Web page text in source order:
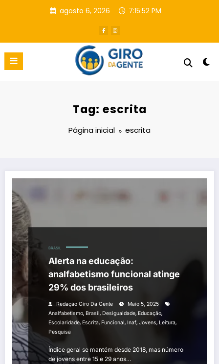
agosto 6, 2026 7:15:53 PM
Tag: escrita
Página inicial escrita
BRASIL
Alerta na educação:
analfabetismo funcional atinge
29% dos brasileiros
Redação Giro Da Gente
Maio 5, 2025
Analfabetismo, Brasil, Desigualdade, Educação,
Escolaridade, Escrita, Funcional, Inaf, Jovens, Leitura,
Pesquisa
Índice geral se mantém desde 2018, mas número
de jovens entre 15 e 29 anos…